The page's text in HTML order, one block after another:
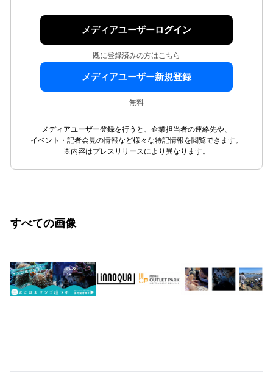
メディアユーザーログイン
既に登録済みの方はこちら
メディアユーザー新規登録
無料
メディアユーザー登録を行うと、企業担当者の連絡先や、
イベント・記者会見の情報など様々な特記情報を閲覧できます。
※内容はプレスリリースにより異なります。
すべての画像